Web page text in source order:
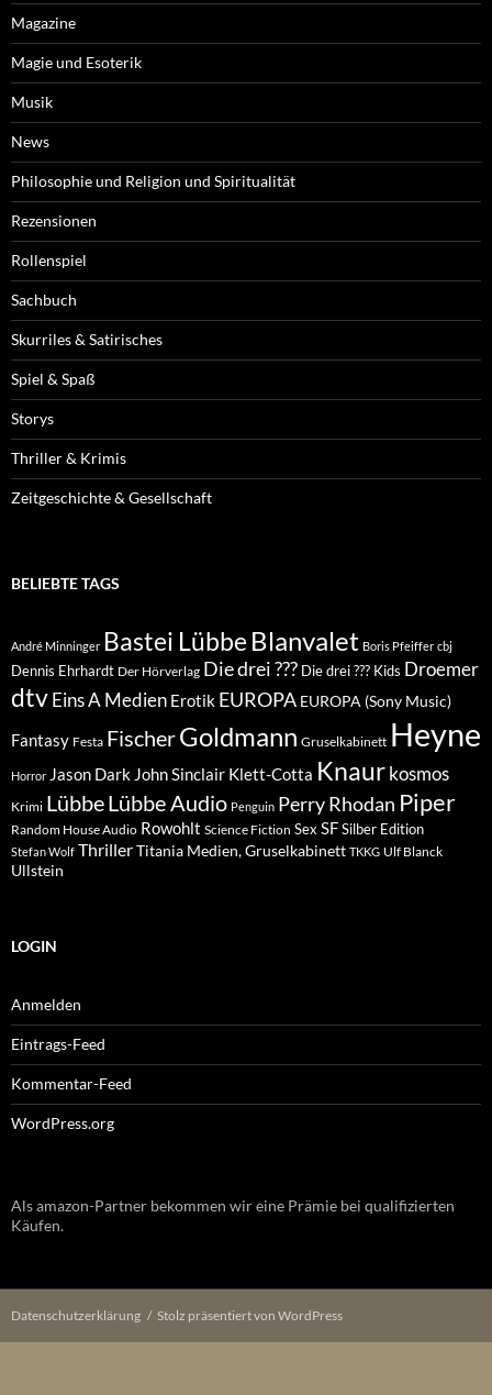
Magazine
Magie und Esoterik
Musik
News
Philosophie und Religion und Spiritualität
Rezensionen
Rollenspiel
Sachbuch
Skurriles & Satirisches
Spiel & Spaß
Storys
Thriller & Krimis
Zeitgeschichte & Gesellschaft
BELIEBTE TAGS
André Minninger Bastei Lübbe Blanvalet Boris Pfeiffer cbj
Dennis Ehrhardt Der Hörverlag Die drei ??? Die drei ??? Kids Droemer
dtvEins A Medien Erotik EUROPA EUROPA (Sony Music)
Fantasy Festa FischerGoldmann Gruselkabinett Heyne
Horror Jason Dark John Sinclair Klett-Cotta Knaur kosmos
Krimi LübbeLübbe Audio Penguin Perry Rhodan Piper
Random House Audio Rowohlt Science Fiction Sex SFSilber Edition
Stefan Wolf ThrillerTitania Medien, Gruselkabinett TKKG Ulf Blanck
Ullstein
LOGIN
Anmelden
Eintrags-Feed
Kommentar-Feed
WordPress.org
Als amazon-Partner bekommen wir eine Prämie bei qualifizierten
Käufen.
Datenschutzerklärung Stolz präsentiert von WordPress